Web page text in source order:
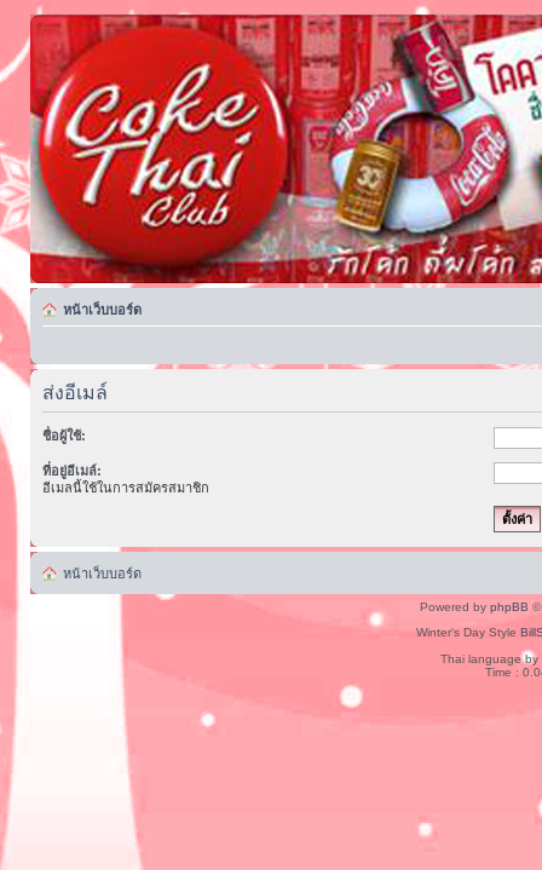
หน้าเว็บบอร์ด
ส่งอีเมล์
ชื่อผู้ใช้:
ที่อยู่อีเมล์:
อีเมลนี้ใช้ในการสมัครสมาชิก
หน้าเว็บบอร์ด
Powered by phpBB ©
Winter's Day Style
Thai language by
Time :